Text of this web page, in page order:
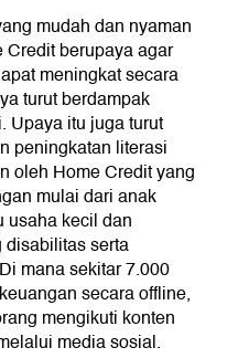
mudah dan nyaman
berupaya agar
meningkat secara
turut berdampak
Upaya itu juga turut
peningkatan literasi
oleh Home Credit yang
mulai dari anak
usaha kecil dan
serta
mana sekitar 7.000
secara offline,
mengikuti konten
media sosial.